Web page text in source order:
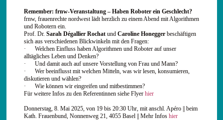
Remember: frnw-Veranstaltung – Haben Roboter ein Geschlecht?
frnw, frauenrechte nordwest lädt herzlich zu einem Abend mit Algorithmen
und Robotern ein.
Prof. Dr. Sarah Dégallier Rochatund Caroline Honeggerbeschäftigen
sich aus verschiedenen Blickwinkeln mit den Fragen:
· Welchen Einfluss haben Algorithmen und Roboter auf unser
alltägliches Leben und Denken?
· Und damit auch auf unsere Vorstellung von Frau und Mann?
· Wer beeinflusst mit welchen Mitteln, was wir lesen, konsumieren,
diskutieren und wählen?
· Wie können wir eingreifen und mitbestimmen?
Für weitere Infos zu den Referentinnen siehe Flyer hier
Donnerstag, 8. Mai 2025, von 19 bis 20:30 Uhr, mit anschl. Apéro || beim
Kath. Frauenbund, Nonnenweg 21, 4055 Basel || Mehr Infos hier